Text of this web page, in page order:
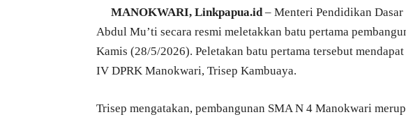
MANOKWARI, Linkpapua.id – Menteri Pendidikan
Abdul Mu’ti secara resmi meletakkan batu pertama
Kamis (28/5/2026). Peletakan batu pertama tersebut
IV DPRK Manokwari, Trisep Kambuaya.
Trisep mengatakan, pembangunan SMA N 4 Manokwari